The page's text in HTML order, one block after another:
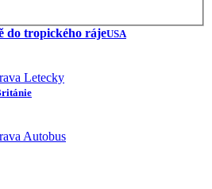
do tropického rájeUSA